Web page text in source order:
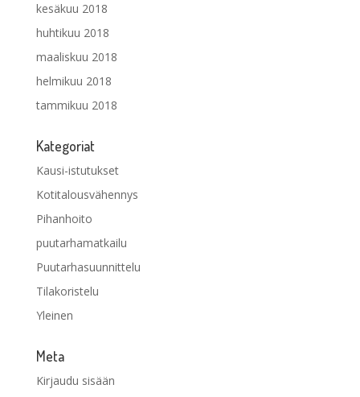
kesäkuu 2018
huhtikuu 2018
maaliskuu 2018
helmikuu 2018
tammikuu 2018
Kategoriat
Kausi-istutukset
Kotitalousvähennys
Pihanhoito
puutarhamatkailu
Puutarhasuunnittelu
Tilakoristelu
Yleinen
Meta
Kirjaudu sisään